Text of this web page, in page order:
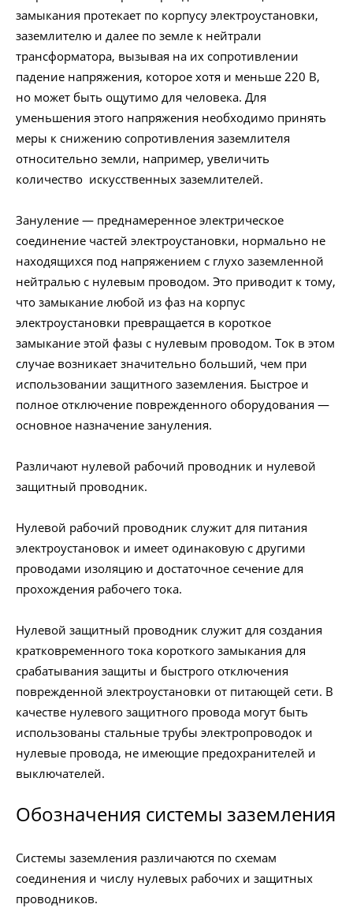
замыкания протекает по корпусу электроустановки,
заземлителю и далее по земле к нейтрали
трансформатора, вызывая на их сопротивлении
падение напряжения, которое хотя и меньше 220 В,
но может быть ощутимо для человека. Для
уменьшения этого напряжения необходимо принять
меры к снижению сопротивления заземлителя
относительно земли, например, увеличить
количество искусственных заземлителей.
Зануление — преднамеренное электрическое
соединение частей электроустановки, нормально не
находящихся под напряжением с глухо заземленной
нейтралью с нулевым проводом. Это приводит к тому,
что замыкание любой из фаз на корпус
электроустановки превращается в короткое
замыкание этой фазы с нулевым проводом. Ток в этом
случае возникает значительно больший, чем при
использовании защитного заземления. Быстрое и
полное отключение поврежденного оборудования —
основное назначение зануления.
Различают нулевой рабочий проводник и нулевой
защитный проводник.
Нулевой рабочий проводник служит для питания
электроустановок и имеет одинаковую с другими
проводами изоляцию и достаточное сечение для
прохождения рабочего тока.
Нулевой защитный проводник служит для создания
кратковременного тока короткого замыкания для
срабатывания защиты и быстрого отключения
поврежденной электроустановки от питающей сети. В
качестве нулевого защитного провода могут быть
использованы стальные трубы электропроводок и
нулевые провода, не имеющие предохранителей и
выключателей.
Обозначения системы заземления
Системы заземления различаются по схемам
соединения и числу нулевых рабочих и защитных
проводников.